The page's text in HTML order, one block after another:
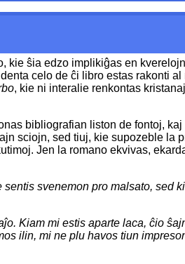
kie ŝia edzo implikiĝas en
celo de ĉi libro estas rakonti
, kie ni interalie renkontas
bibliografian liston de fontoj,
sciojn, sed tiuj, kie supozeble la
Jen la romano ekvivas,
svenemon pro malsato, sed
Kiam mi estis aparte laca, ĉio
ilin, mi ne plu havos tiun